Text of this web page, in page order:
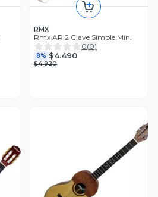
RMX
Rmx AR 2 Clave Simple Mini
0(0)
8% $4.490
$4.920